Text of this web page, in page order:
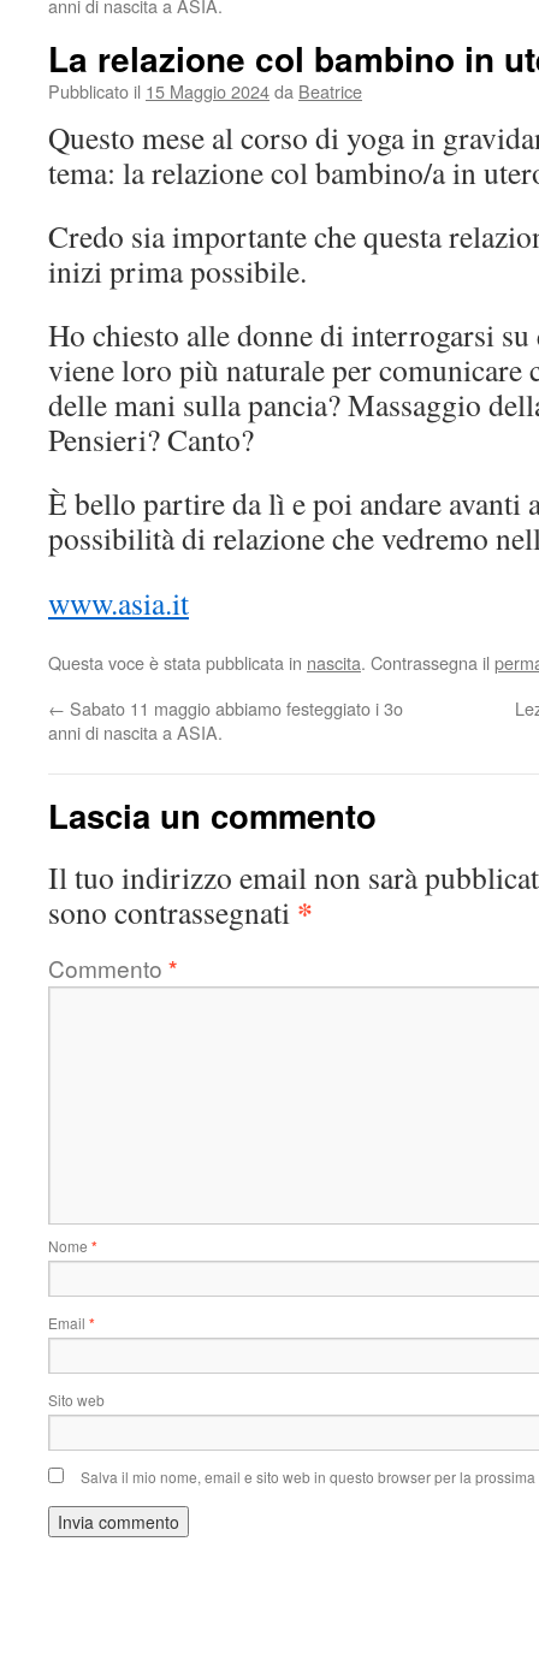
anni di nascita a ASIA.
La relazione col bambino in
Pubblicato il 15 Maggio 2024da Beatrice
Questo mese al corso di yoga in
tema: la relazione col bambino/a in
Credo sia importante che questa
inizi prima possibile.
Ho chiesto alle donne di interrogarsi
viene loro più naturale per comunicare
delle mani sulla pancia? Massaggio
Pensieri? Canto?
È bello partire da lì e poi andare avanti
possibilità di relazione che vedremo
www.asia.it
Questa voce è stata pubblicata in nascita. Contrassegna il
← Sabato 11 maggio abbiamo festeggiato i 3o
anni di nascita a ASIA.
Lascia un commento
Il tuo indirizzo email non sarà
sono contrassegnati *
Commento *
Nome *
Email *
Sito web
Salva il mio nome, email e sito web in questo browser per la